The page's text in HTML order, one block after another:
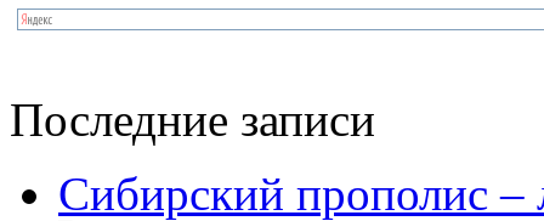
Последние записи
Сибирский прополис –